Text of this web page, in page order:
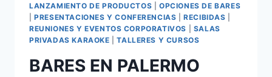
LANZAMIENTO DE PRODUCTOS |OPCIONES DE BARES
|PRESENTACIONES Y CONFERENCIAS |RECIBIDAS
REUNIONES Y EVENTOS CORPORATIVOS
SALAS
PRIVADAS KARAOKE |TALLERES Y CURSOS
BARES EN PALERMO